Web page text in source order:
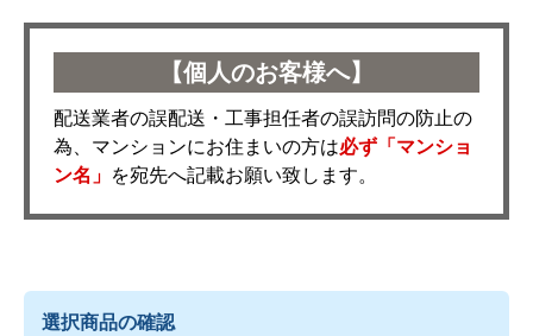
【個人のお客様へ】
配送業者の誤配送・工事担任者の誤訪問の防止の
為、マンションにお住まいの方は必ず「マンショ
ン名」 を宛先へ記載お願い致します。
選択商品の確認